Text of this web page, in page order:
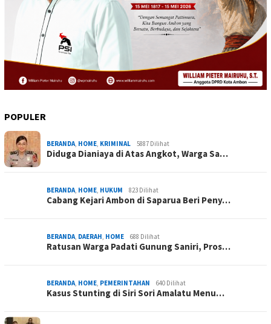
POPULER
BERANDA, HOME, KRIMINAL 5887 Dilihat
Diduga Dianiaya di Atas Angkot, Warga Sa…
BERANDA, HOME, HUKUM 823 Dilihat
Cabang Kejari Ambon di Saparua Beri Peny…
BERANDA, DAERAH, HOME 688 Dilihat
Ratusan Warga Padati Gunung Saniri, Pros…
BERANDA, HOME, PEMERINTAHAN 640 Dilihat
Kasus Stunting di Siri Sori Amalatu Menu…